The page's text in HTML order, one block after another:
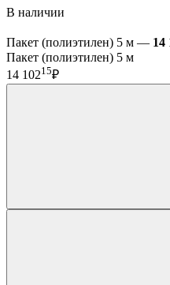
В наличии
Пакет (полиэтилен) 5 м — 14
Пакет (полиэтилен) 5 м
14 10215₽